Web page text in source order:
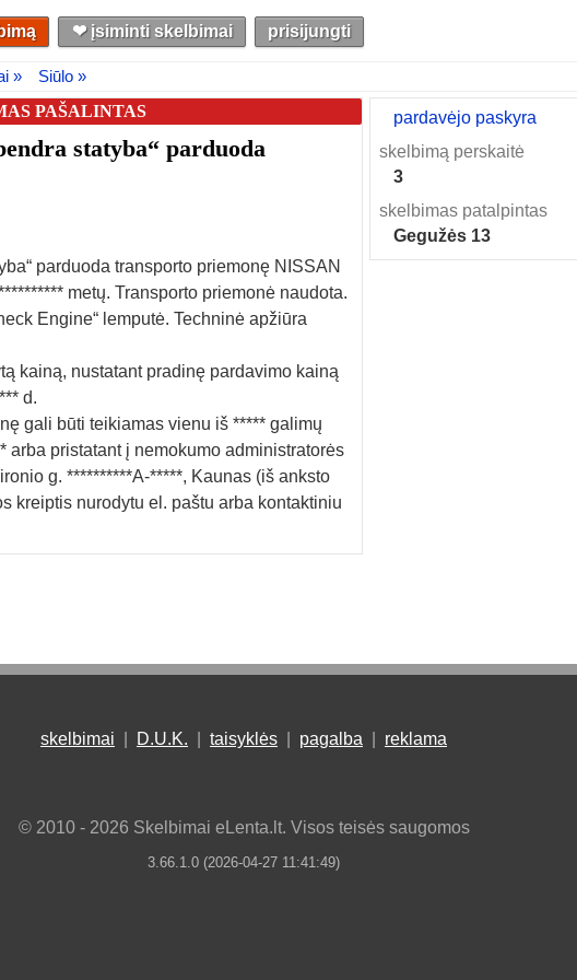
❤︎ įsiminti skelbimai prisijungti
»
Siūlo »
PAŠALINTAS
statyba“ parduoda
parduoda transporto priemonę NISSAN
metų. Transporto priemonė naudota.
Engine“ lemputė. Techninė apžiūra
kainą, nustatant pradinę pardavimo kainą
d.
gali būti teikiamas vienu iš ***** galimų
arba pristatant į nemokumo administratorės
g. **********A-*****, Kaunas (iš anksto
kreiptis nurodytu el. paštu arba kontaktiniu
pardavėjo paskyra
skelbimą perskaitė
3
skelbimas patalpintas
Gegužės 13
skelbimai D.U.K. taisyklės pagalba reklama
© 2010 - 2026 Skelbimai eLenta.lt. Visos teisės saugomos
3.66.1.0 (2026-04-27 11:41:49)